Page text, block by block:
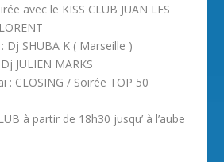
avec le KISS CLUB JUAN LES
Dj SHUBA K ( Marseille )
JULIEN MARKS
CLOSING / Soirée TOP 50
à partir de 18h30 jusqu’ à l’aube